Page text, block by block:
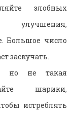
злобных
улучшения,
Большое число
заскучать.
но не такая
шарики,
истреблять